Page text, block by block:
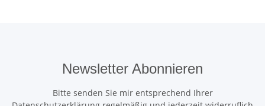
Newsletter Abonnieren
Bitte senden Sie mir entsprechend Ihrer